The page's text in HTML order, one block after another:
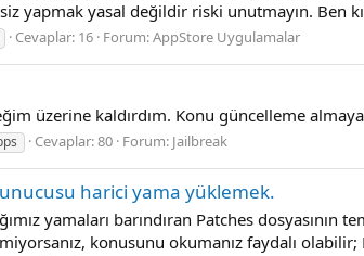
yasal değildir riski unutmayın. Ben
Cevaplar: 16 Forum:AppStore Uygulamalar
üzerine kaldırdım. Konu güncelleme
Cevaplar: 80 Forum: Jailbreak
harici yama yüklemek.
yamaları barındıran Patches dosyasının
konusunu okumanız faydalı